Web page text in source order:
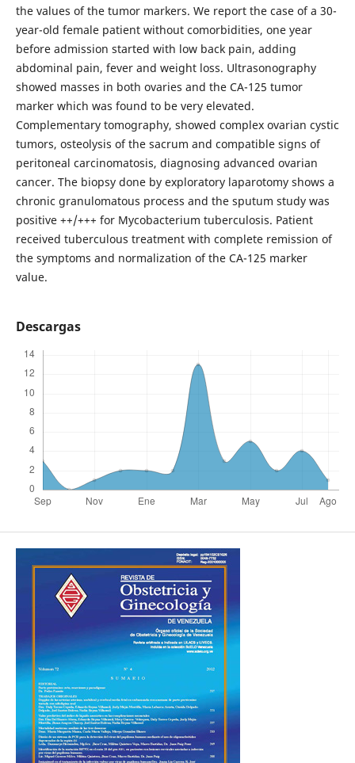
the values of the tumor markers. We report the case of a 30-
year-old female patient without comorbidities, one year
before admission started with low back pain, adding
abdominal pain, fever and weight loss. Ultrasonography
showed masses in both ovaries and the CA-125 tumor
marker which was found to be very elevated.
Complementary tomography, showed complex ovarian cystic
tumors, osteolysis of the sacrum and compatible signs of
peritoneal carcinomatosis, diagnosing advanced ovarian
cancer. The biopsy done by exploratory laparotomy shows a
chronic granulomatous process and the sputum study was
positive ++/+++ for Mycobacterium tuberculosis. Patient
received tuberculous treatment with complete remission of
the symptoms and normalization of the CA-125 marker
value.
Descargas